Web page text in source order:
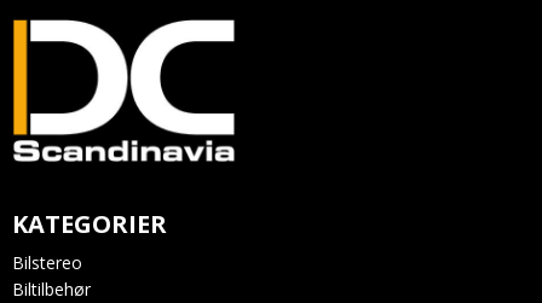
KATEGORIER
Bilstereo
Biltilbehør